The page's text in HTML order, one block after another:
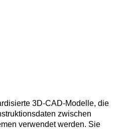
3D-CAD-Modelle, die
zwischen
verwendet werden. Sie